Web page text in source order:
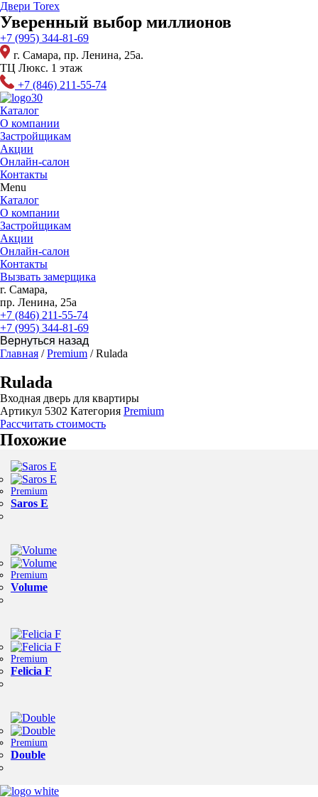
Перейти
к
содержимому
Двери Torex
Уверенный выбор миллионов
+7 (995) 344-81-69
г. Самара, пр. Ленина, 25а.
ТЦ Люкс. 1 этаж
+7 (846) 211-55-74
Каталог
О компании
Застройщикам
Акции
Онлайн-салон
Контакты
Menu
Каталог
О компании
Застройщикам
Акции
Онлайн-салон
Контакты
Вызвать замерщика
г. Самара,
пр. Ленина, 25а
+7 (846) 211-55-74
+7 (995) 344-81-69
Главная /Premium / Rulada
Rulada
Входная дверь для квартиры
Артикул 5302 Категория Premium
Рассчитать стоимость
Похожие
Premium
Saros E
Premium
Volume
Premium
Felicia F
Premium
Double